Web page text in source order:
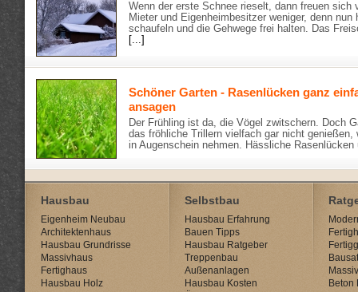
Wenn der erste Schnee rieselt, dann freuen sich
Mieter und Eigenheimbesitzer weniger, denn nun
schaufeln und die Gehwege frei halten. Das
[...]
Schöner Garten - Rasenlücken ganz
ansagen
Der Frühling ist da, die Vögel zwitschern. Doch
das fröhliche Trillern vielfach gar nicht genießen,
in Augenschein nehmen. Hässliche
Hausbau
Eigenheim Neubau
Architektenhaus
Hausbau Grundrisse
Massivhaus
Fertighaus
Hausbau Holz
Selbstbau
Hausbau Erfahrung
Bauen Tipps
Hausbau Ratgeber
Treppenbau
Außenanlagen
Hausbau Kosten
Beton